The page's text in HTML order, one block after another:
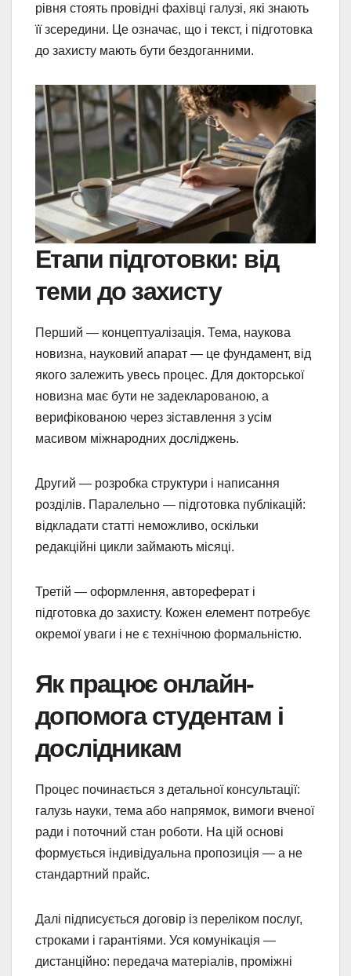
рівня стоять провідні фахівці галузі, які знають
її зсередини. Це означає, що і текст, і підготовка
до захисту мають бути бездоганними.
Етапи підготовки: від
теми до захисту
Перший — концептуалізація. Тема, наукова
новизна, науковий апарат — це фундамент, від
якого залежить увесь процес. Для докторської
новизна має бути не задекларованою, а
верифікованою через зіставлення з усім
масивом міжнародних досліджень.
Другий — розробка структури і написання
розділів. Паралельно — підготовка публікацій:
відкладати статті неможливо, оскільки
редакційні цикли займають місяці.
Третій — оформлення, автореферат і
підготовка до захисту. Кожен елемент потребує
окремої уваги і не є технічною формальністю.
Як працює онлайн-
допомога студентам і
дослідникам
Процес починається з детальної консультації:
галузь науки, тема або напрямок, вимоги вченої
ради і поточний стан роботи. На цій основі
формується індивідуальна пропозиція — а не
стандартний прайс.
Далі підписується договір із переліком послуг,
строками і гарантіями. Уся комунікація —
дистанційно: передача матеріалів, проміжні